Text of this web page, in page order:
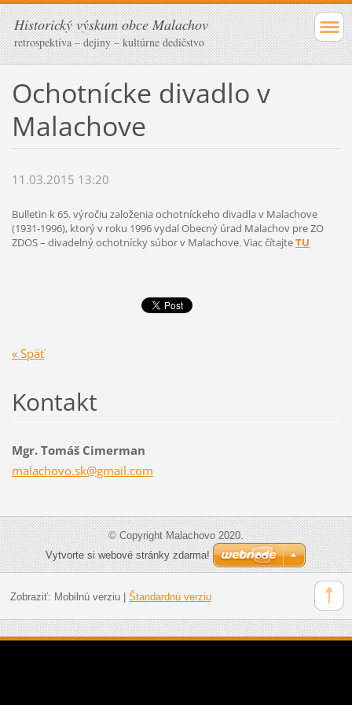
Historický výskum obce Malachov
retrospektíva – dejiny – kultúrne dedičstvo
Ochotnícke divadlo v
Malachove
11.03.2015 13:20
Bulletin k 65. výročiu založenia ochotníckeho divadla v Malachove
(1931-1996), ktorý v roku 1996 vydal Obecný úrad Malachov pre ZO
ZDOS – divadelný ochotnícky súbor v Malachove. Viac čítajteTU
« Späť
Kontakt
Mgr. Tomáš Cimerman
malachovo.sk@gmail.com
© Copyright Malachovo 2020.
Vytvorte si webové stránky zdarma!
Zobraziť: Mobilnú verziu| Štandardnú verziu